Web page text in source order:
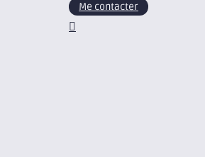
Me contacter